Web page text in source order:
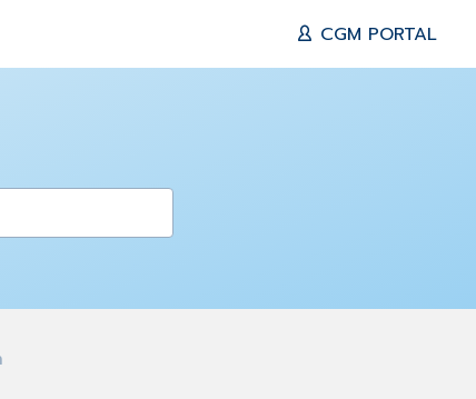
CGM PORTAL